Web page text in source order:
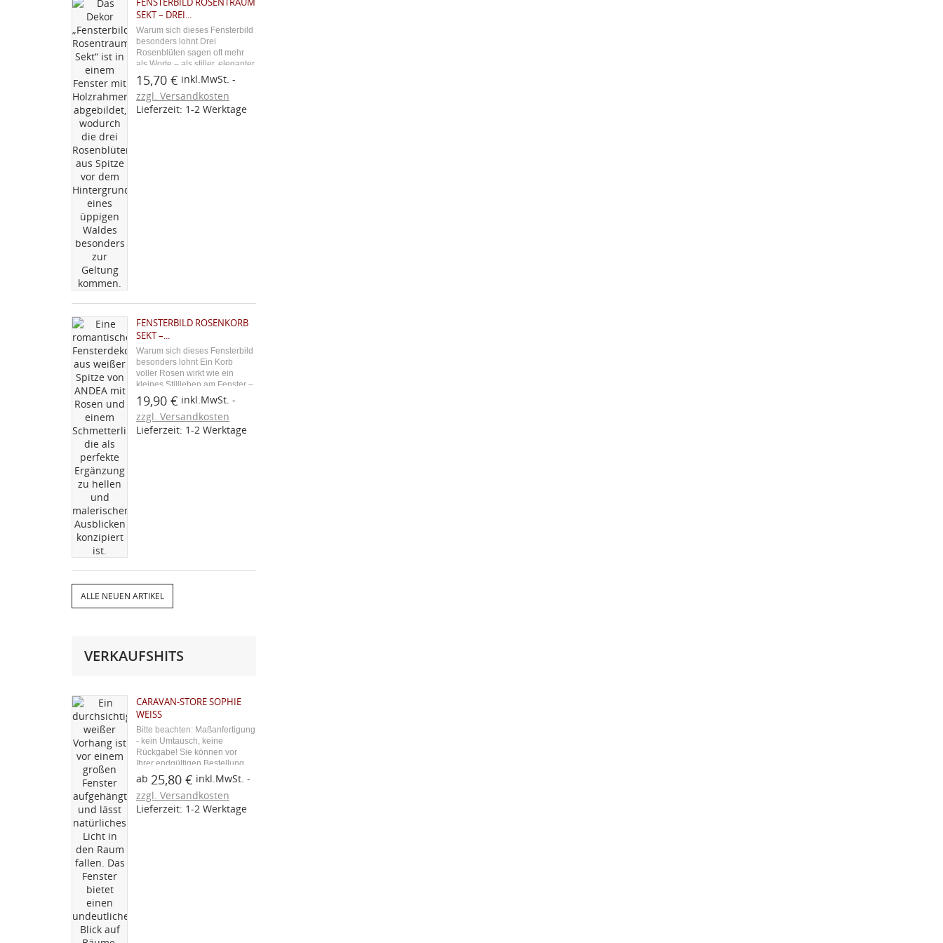
SEKT – DREI...
Warum sich dieses Fensterbild
besonders lohnt Drei
Rosenblüten sagen oft mehr
als Worte – als stiller, eleganter
Gruß am Fenster passen sie zu
jedem romantischen Anlass. Im
warmen Sekt-Ton entfaltet die
filigrane Stickerei eine
15,70 € inkl.MwSt.
zzgl. Versandkosten
Lieferzeit: 1-2 Werktage
FENSTERBILD ROSENKORB
SEKT –...
Warum sich dieses Fensterbild
besonders lohnt Ein Korb
voller Rosen wirkt wie ein
kleines Stillleben am Fenster –
zeitlos romantisch und nie
aufdringlich. In der edlen Sekt-
Farbe entfaltet die filigrane
Stickerei eine besonders
19,90 € inkl.MwSt.
zzgl. Versandkosten
Lieferzeit: 1-2 Werktage
ALLE NEUEN ARTIKEL
VERKAUFSHITS
CARAVAN-STORE SOPHIE
WEISS
Bitte beachten: Maßanfertigung
- kein Umtausch, keine
Rückgabe! Sie können vor
Ihrer endgültigen Bestellung
ein Stoffmuster über den
blauen Button "Kostenloses
Stoffmuster" bestellen. Aus
unserer Serie Caravan-
ab 25,80 € inkl.MwSt.
zzgl. Versandkosten
Lieferzeit: 1-2 Werktage
((cancelText))
Abbrechen
Abbrechen